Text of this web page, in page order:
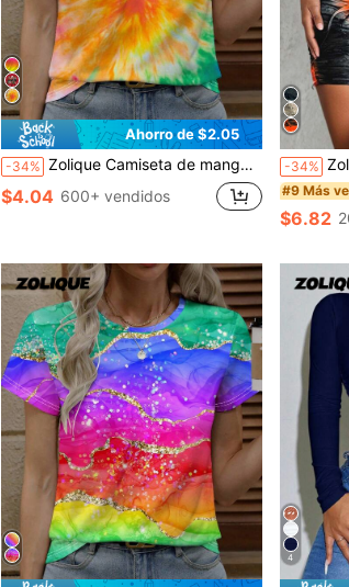
Ahorro de $2.05
-34% Zolique Camiseta de manga corta y cuello redondo casual con efecto tie-dye para mujer, top holgado para primavera y verano
$4.04 600+ vendidos
-34% Zolique
#9 Más
$6.82
4